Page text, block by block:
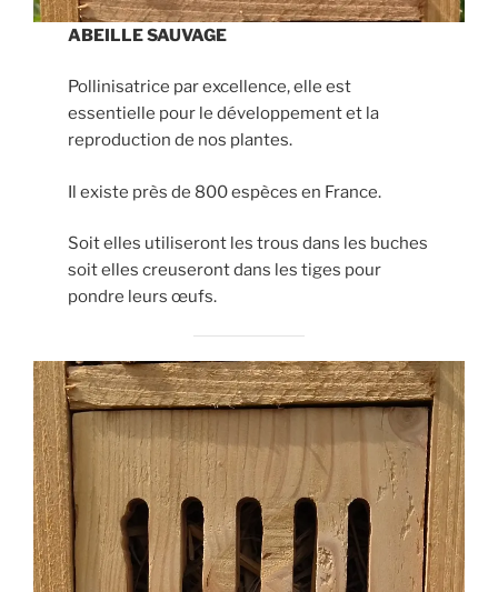
ABEILLE SAUVAGE
Pollinisatrice par excellence, elle est
essentielle pour le développement et la
reproduction de nos plantes.
Il existe près de 800 espèces en France.
Soit elles utiliseront les trous dans les buches
soit elles creuseront dans les tiges pour
pondre leurs œufs.